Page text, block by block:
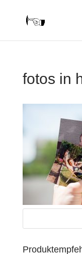
fotos in